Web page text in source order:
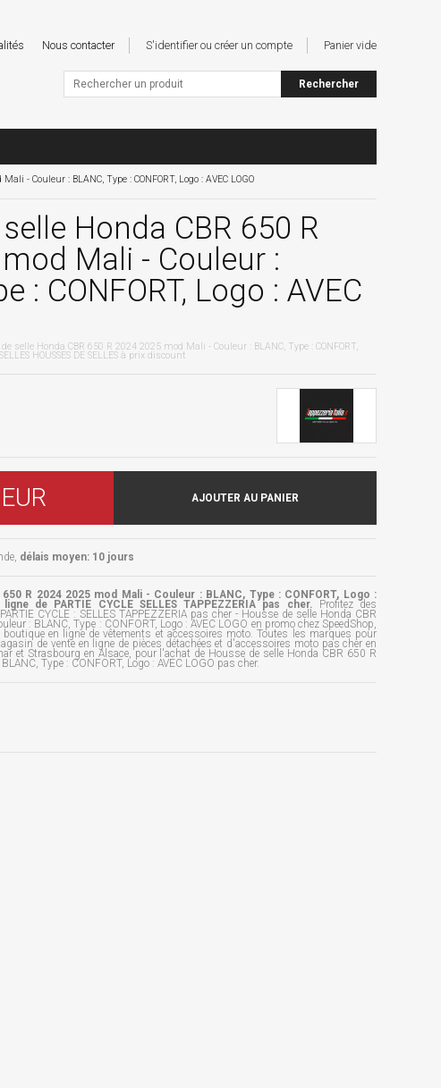
Nous contacter S'identifier ou créer un compte Panier vide
- Couleur : BLANC, Type : CONFORT, Logo : AVEC LOGO
Honda CBR 650 R
Mali - Couleur :
: CONFORT, Logo : AVEC
selle Honda CBR 650 R 2024 2025 mod Mali - Couleur : BLANC, Type : CONFORT,
HOUSSES DE SELLES à prix discount
AJOUTER AU PANIER
délais moyen: 10 jours
R 2024 2025 mod Mali - Couleur : BLANC, Type : CONFORT, Logo :
de PARTIE CYCLE SELLES TAPPEZZERIA pas cher. Profitez des
CYCLE : SELLES TAPPEZZERIA pas cher - Housse de selle Honda CBR
: BLANC, Type : CONFORT, Logo : AVEC LOGO en promo chez SpeedShop,
en ligne de vêtements et accessoires moto. Toutes les marques pour
de vente en ligne de pièces détachées et d'accessoires moto pas cher en
et Strasbourg en Alsace, pour l'achat de Housse de selle Honda CBR 650 R
Type : CONFORT, Logo : AVEC LOGO pas cher.